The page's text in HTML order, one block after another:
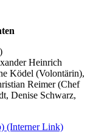
Heinrich
Ködel (Volontärin),
Reimer (Chef
Denise Schwarz,
(Interner Link)